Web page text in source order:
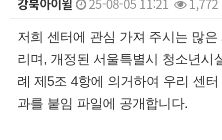
강북아이윌 25-08-05 11:21 1,772
본문
저희 센터에 관심 가져 주시는 많
리며, 개정된 서울특별시 청소년시
례 제5조 4항에 의거하여 우리 센
과를 붙임 파일에 공개합니다.